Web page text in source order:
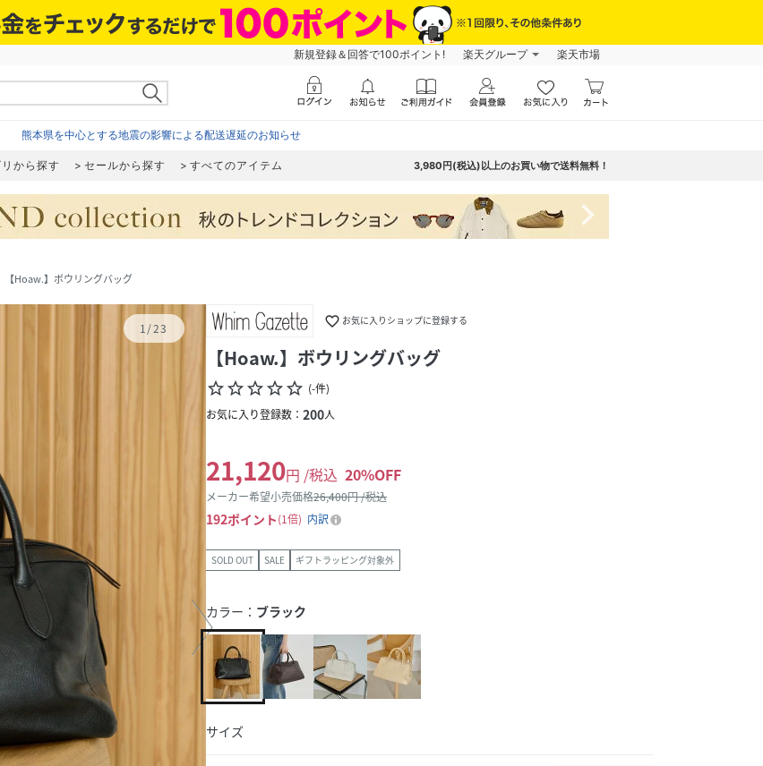
新規登録＆回答で100ポイント! 楽天グループ 楽天市場
熊本県を中心とする地震の影響による配送遅延のお知らせ
から探す セールから探す すべてのアイテム 3,980円(税込)以上のお買い物で送料無料！
navigate_next
【Hoaw.】ボウリングバッグ
1/23 favorite_border お気に入りショップに登録する
【Hoaw.】ボウリングバッグ
star_borderstar_borderstar_borderstar_borderstar_border (-件)
お気に入り登録数： 200人
21,120円 /税込 20%OFF
メーカー希望小売価格26,400円 /税込
192ポイント 1倍 内訳
SOLD OUT SALE ギフトラッピング対象外
カラー： ブラック
サイズ